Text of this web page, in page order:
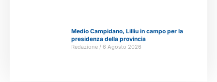
Medio Campidano, Lilliu in campo per la
presidenza della provincia
Redazione 6 Agosto 2026